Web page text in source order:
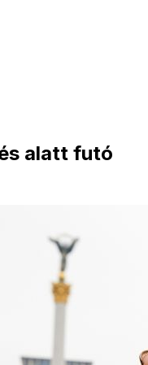
alatt futó